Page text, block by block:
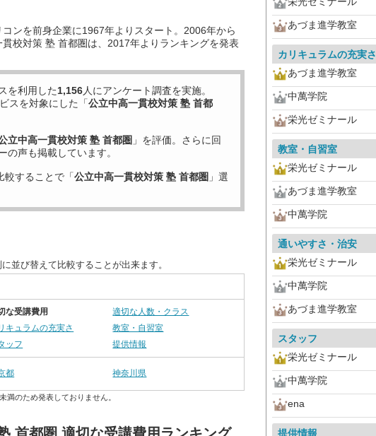
ンを前身企業に1967年よりスタート。2006年から
校対策 塾 首都圏は、2017年よりランキングを発表
を利用した1,156人にアンケート調査を実施。
スを対象にした「公立中高一貫校対策 塾 首都
立中高一貫校対策 塾 首都圏 」を評価。さらに回
声も掲載しています。
較することで「公立中高一貫校対策 塾 首都圏 」選
並び替えて比較することが出来ます。
な受講費用
適切な人数・クラス
キュラムの充実さ
教室・自習室
ッフ 提供情報
都 神奈川県
のため発表しておりません。
あづま進学教室
カリキュラムの充実さ
あづま進学教室
中萬学院
栄光ゼミナール
教室・自習室
栄光ゼミナール
あづま進学教室
中萬学院
通いやすさ・治安
栄光ゼミナール
中萬学院
あづま進学教室
スタッフ
栄光ゼミナール
中萬学院
ena
提供情報